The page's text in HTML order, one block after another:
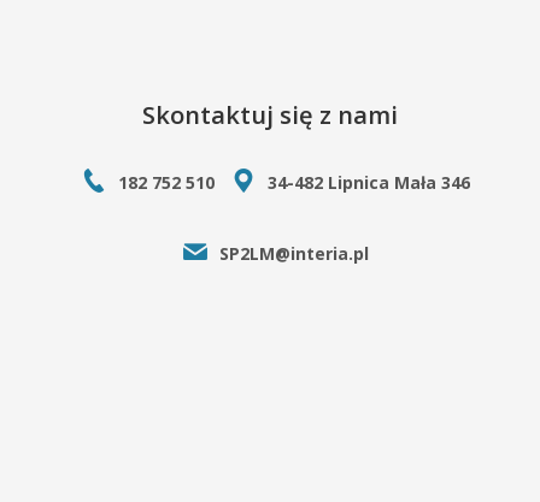
Skontaktuj się z nami
182 752 510 34-482 Lipnica Mała 346
SP2LM@interia.pl